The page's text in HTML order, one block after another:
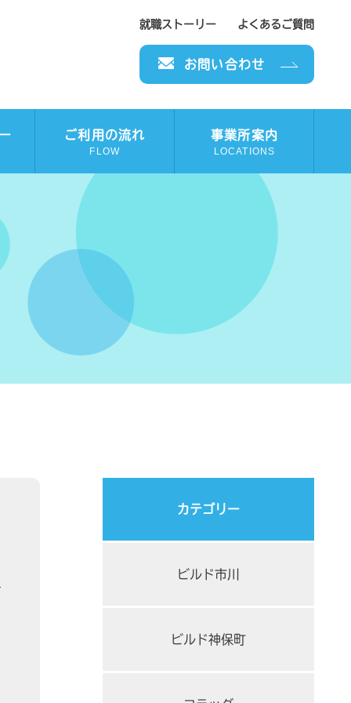
就職ストーリー よくあるご質問
お問い合わせ
ご利用の流れ
FLOW
事業所案内
LOCATIONS
カテゴリー
ビルド市川
ビルド神保町